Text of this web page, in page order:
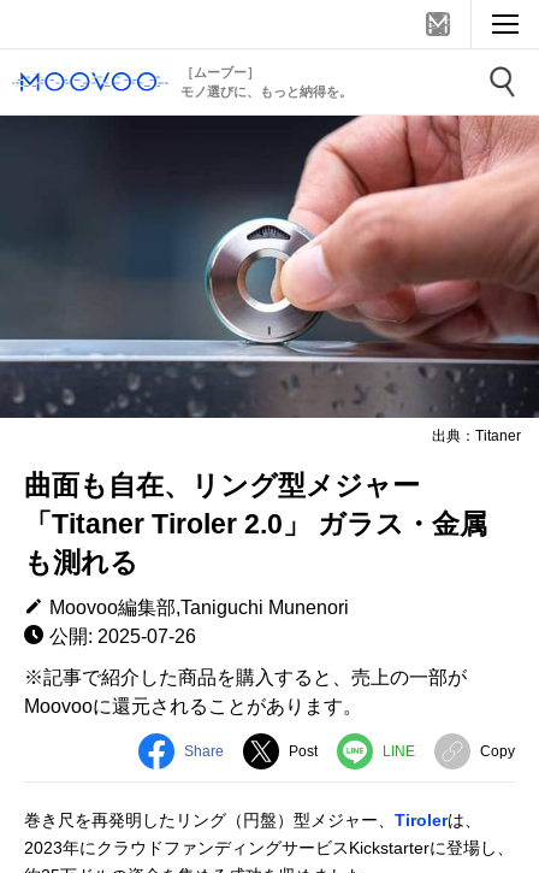
［ムーブー］
モノ選びに、もっと納得を。
出典：Titaner
曲面も自在、リング型メジャー
「Titaner Tiroler 2.0」 ガラス・金属
も測れる
Moovoo編集部,Taniguchi Munenori
公開: 2025-07-26
※記事で紹介した商品を購入すると、売上の一部が
Moovooに還元されることがあります。
Share Post LINE Copy
巻き尺を再発明したリング（円盤）型メジャー、 Tirolerは、
2023年にクラウドファンディングサービスKickstarterに登場し、